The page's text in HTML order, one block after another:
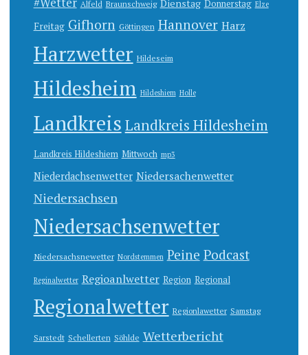
Alfeld Braunschweig Dienstag Donnerstag Elze
Freitag Gifhorn Göttingen Hannover Harz
Harzwetter Hildeseim
Hildesheim Hildeshiem Holle
Landkreis Landkreis Hildesheim
Landkreis Hildeshiem Mittwoch mp3
Niederdachsenwetter Niedersachenwetter
Niedersachsen
Niedersachsenwetter
Niedersachsnewetter Nordstemmen Peine Podcast
Reginalwetter Regioanlwetter Region Regional
Regionalwetter Regionlawetter Samstag
Sarstedt Schellerten Söhlde Wetterbericht